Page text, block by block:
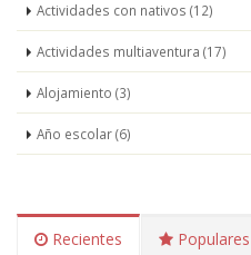
Actividades con nativos (12)
Actividades multiaventura (17)
Alojamiento (3)
Año escolar (6)
Recientes Populares